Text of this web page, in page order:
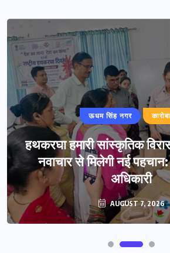
ऊधम सिंह नगर
हथकरघा हमारी सांस्कृतिक
नवाचार से मिलेगी नई
अधिकारी
AUGUST 7, 2026